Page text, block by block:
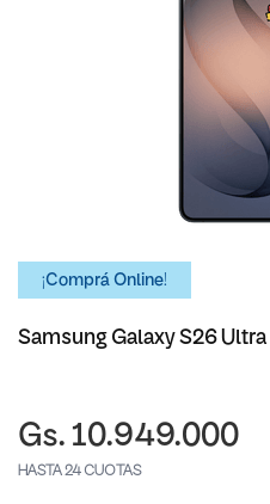
¡Comprá Online!
Samsung Galaxy S26
Gs. 10.949.000
HASTA 24 CUOTAS